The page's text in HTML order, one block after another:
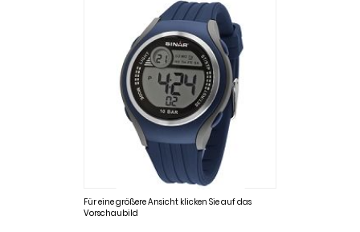
Für eine größere Ansicht klicken Sie auf das
Vorschaubild